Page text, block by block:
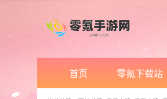
首页 零氪下载站